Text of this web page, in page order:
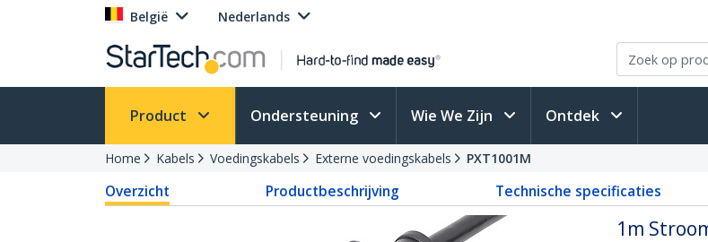
België Nederlands
Product Ondersteuning Wie We Zijn Ontdek
Home Kabels Voedingskabels Externe voedingskabels PXT1001M
Overzicht Productbeschrijving Technische specificaties
1m